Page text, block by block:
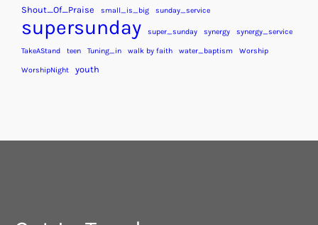
Shout_Of_Praise small_is_big sunday_service
supersunday super_sunday synergy synergy_service
TakeAStand teen Tuning_in walk by faith water_baptism Worship
WorshipNight youth